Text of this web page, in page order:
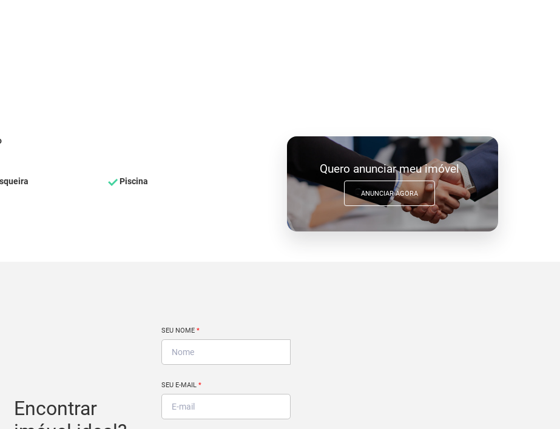
Piscina
Quero anunciar meu imóvel
ANUNCIAR AGORA
Encontrar
SEU NOME *
SEU E-MAIL *